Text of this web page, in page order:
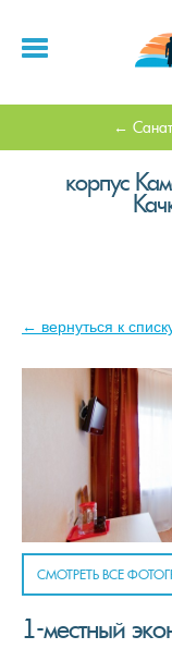
корпус
← вернуться к
СМОТРЕТЬ ВСЕ
1-местный